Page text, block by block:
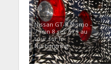
Nissan GT-R Nismo –
7 min 8 sec 679 au
tour sur le
Nürburgring